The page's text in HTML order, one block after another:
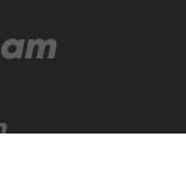
ist legendär.